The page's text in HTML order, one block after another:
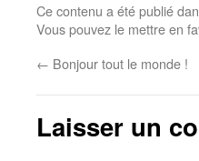
Ce contenu a été publié
Vous pouvez le mettre en
← Bonjour tout le monde !
Laisser un